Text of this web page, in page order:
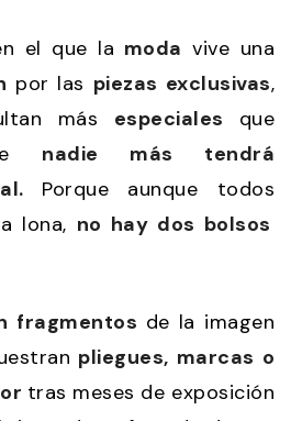
el que la moda vive una
por las piezas exclusivas,
más especiales que
nadie más tendrá
Porque aunque todos
lona, no hay dos bolsos
fragmentos de la imagen
pliegues, marcas o
tras meses de exposición